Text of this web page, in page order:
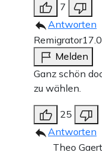
7
Antworten
Remigrator
Melden
Ganz schön
zu wählen.
25
Antworten
Theo